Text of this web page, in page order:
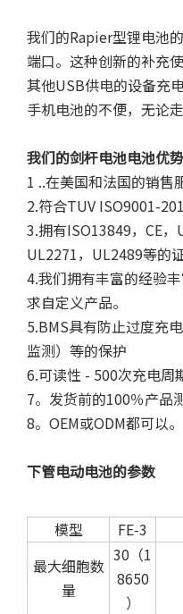
我们的Rapier型锂电池
端口。这种创新的补充
其他USB供电的设备充
手机电池的不便，无论
我们的剑杆电池电池优势
1 ..在美国和法国的销售
2.符合TUV ISO9001-
3.拥有ISO13849，CE，
UL2271，UL2489等的
4.我们拥有丰富的经验
求自定义产品。
5.BMS具有防止过度充
监测）等的保护
6.可读性 - 500次充电周
7。发货前的100％产品
8。OEM或ODM都可以。
下管电动电池的参数
模型 FE-3
最大细胞数
量
30（1
8650
）